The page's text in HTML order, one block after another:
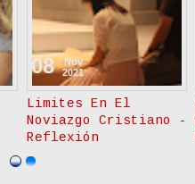
Detalles Que Te
Reafirman Como La
Mejor Esposa, Madre
Y Mujer
02
Nov
2021